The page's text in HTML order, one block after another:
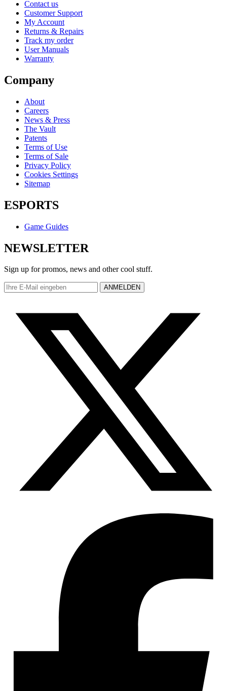
Contact us
Customer Support
My Account
Returns & Repairs
Track my order
User Manuals
Warranty
Company
About
Careers
News & Press
The Vault
Patents
Terms of Use
Terms of Sale
Privacy Policy
Cookies Settings
Sitemap
ESPORTS
Game Guides
NEWSLETTER
Sign up for promos, news and other cool stuff.